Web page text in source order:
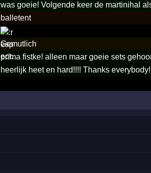
was goeie! Volgende keer de martinihal
balletent
Gemutlich
prima fistke! alleen maar goeie sets
heerlijk heet en hard!!!! Thanks everybody!